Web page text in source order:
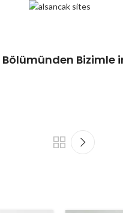
Bölümünden Bizimle